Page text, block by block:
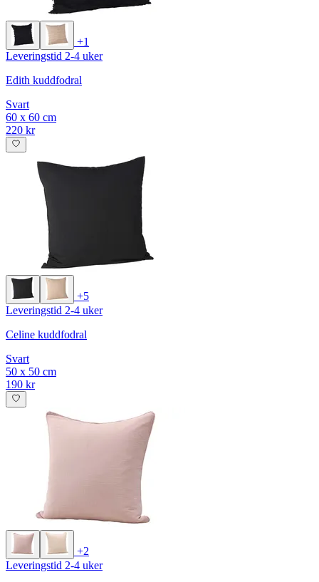
+1
Leveringstid 2-4 uker
Edith kuddfodral
Svart
60 x 60 cm
220 kr
+5
Leveringstid 2-4 uker
Celine kuddfodral
Svart
50 x 50 cm
190 kr
+2
Leveringstid 2-4 uker